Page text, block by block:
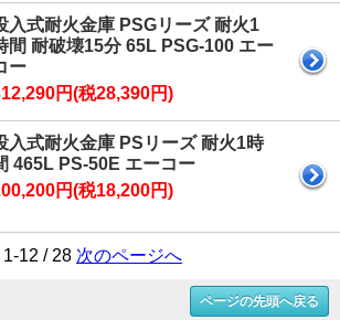
入式耐火金庫 PSGリーズ 耐火1
間 耐破壊15分 65L PSG-100 エー
ー
円(税28,390円)
入式耐火金庫 PSリーズ 耐火1時
465L PS-50E エーコー
円(税18,200円)
1-12 / 28 次のページへ
ページの先頭へ戻る